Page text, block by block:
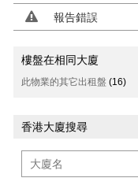
報告錯誤
樓盤在相同大廈
此物業的其它出租盤 (16)
香港大廈搜尋